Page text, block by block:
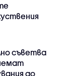
съветва
до